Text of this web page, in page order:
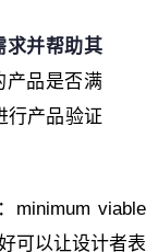
求并帮助其
产品是否满
行产品验证
minimum viable
可以让设计者表